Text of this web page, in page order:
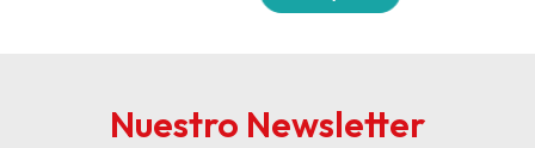
Nuestro Newsletter